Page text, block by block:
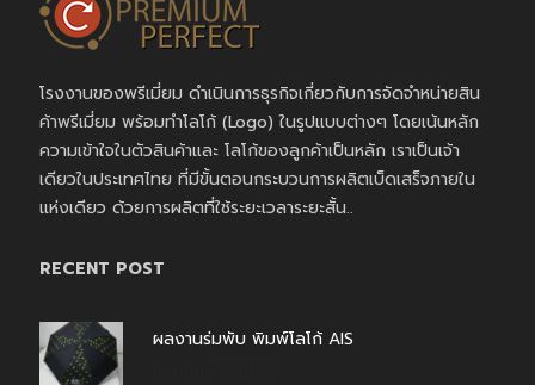
โรงงานของพรีเมี่ยม ดำเนินการธุรกิจเกี่ยวกับการจัดจำหน่ายสิน
ค้าพรีเมี่ยม พร้อมทำโลโก้ (Logo) ในรูปแบบต่างๆ โดยเน้นหลัก
ความเข้าใจในตัวสินค้าและ โลโก้ของลูกค้าเป็นหลัก เราเป็นเจ้า
เดียวในประเทศไทย ที่มีขั้นตอนกระบวนการผลิตเบ็ดเสร็จภายใน
แห่งเดียว ด้วยการผลิตที่ใช้ระยะเวลาระยะสั้น..
RECENT POST
ผลงานร่มพับ พิมพ์โลโก้ AIS